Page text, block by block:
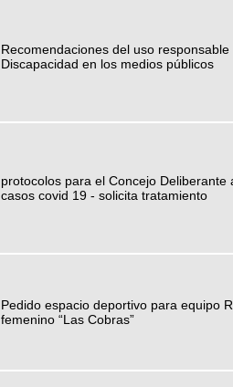
Recomendaciones del uso responsable
Discapacidad en los medios públicos
protocolos para el Concejo Deliberante
casos covid 19 - solicita tratamiento
Pedido espacio deportivo para equipo
femenino “Las Cobras”